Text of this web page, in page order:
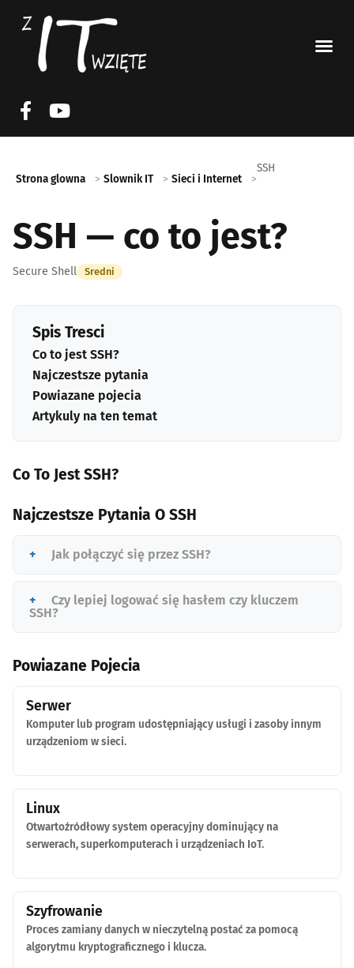
Strona glowna Slownik IT Sieci i Internet
SSH
SSH — co to jest?
Secure Shell Sredni
Spis Tresci
Co to jest SSH?
Najczestsze pytania
Powiazane pojecia
Artykuly na ten temat
Co To Jest SSH?
Najczestsze Pytania O SSH
Jak połączyć się przez SSH?
Czy lepiej logować się hasłem czy kluczem
SSH?
Powiazane Pojecia
Serwer
Komputer lub program udostępniający usługi i zasoby innym
urządzeniom w sieci.
Linux
Otwartoźródłowy system operacyjny dominujący na
serwerach, superkomputerach i urządzeniach IoT.
Szyfrowanie
Proces zamiany danych w nieczytelną postać za pomocą
algorytmu kryptograficznego i klucza.